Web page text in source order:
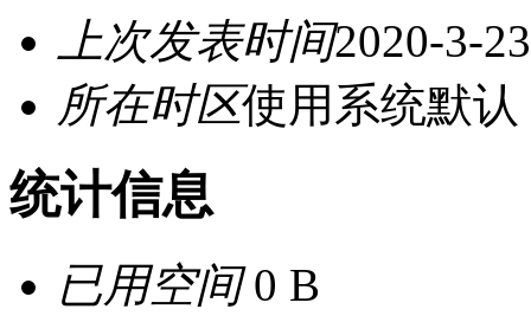
上次发表时间2020-3-
所在时区使用系统默认
统计信息
已用空间0 B